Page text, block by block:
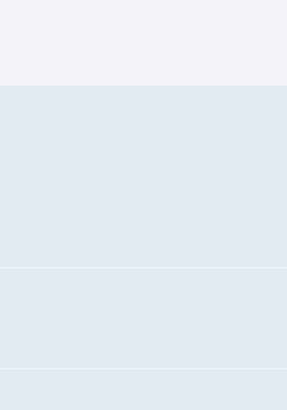
barva